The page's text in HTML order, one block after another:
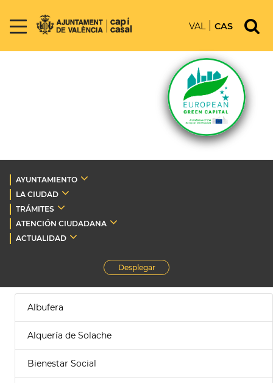
VAL CAS
AYUNTAMIENTO
LA CIUDAD
TRÁMITES
ATENCIÓN CIUDADANA
ACTUALIDAD
Desplegar
Albufera
Alquería de Solache
Bienestar Social